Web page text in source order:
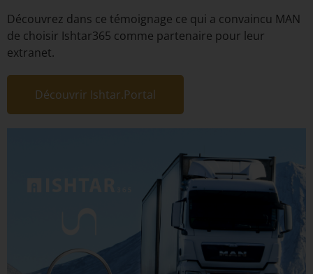
Découvrez dans ce témoignage ce qui a convaincu MAN
de choisir Ishtar365 comme partenaire pour leur
extranet.
Découvrir Ishtar.Portal